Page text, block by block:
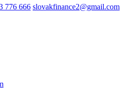
776 666 slovakfinance2@gmail.com